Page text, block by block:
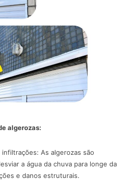
algerozas:
As algerozas são
a água da chuva para longe da
e danos estruturais.